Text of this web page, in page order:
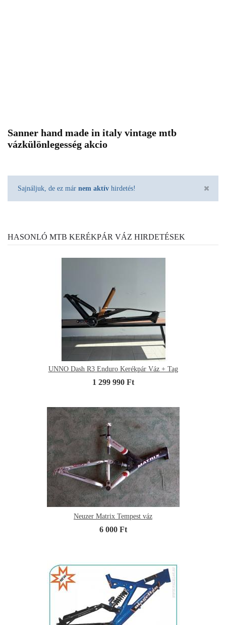
Sanner hand made in italy vintage mtb
vázkülönlegesség akcio
Sajnáljuk, de ez már nem aktív hirdetés!
HASONLÓ MTB KERÉKPÁR VÁZ HIRDETÉSEK
UNNO Dash R3 Enduro Kerékpár Váz + Tag
1 299 990 Ft
Neuzer Matrix Tempest váz
6 000 Ft